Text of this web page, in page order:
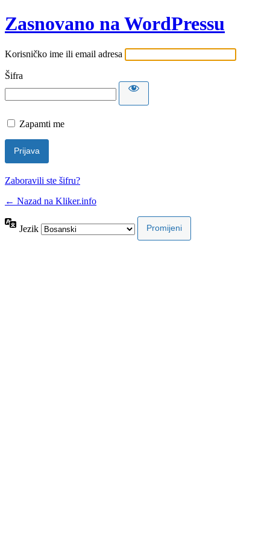
Zasnovano na WordPressu
Korisničko ime ili email adresa
Šifra
Zapamti me
Zaboravili ste šifru?
← Nazad na Kliker.info
Jezik